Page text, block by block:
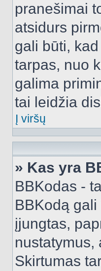
pranešimai
atsidurs
gali būti,
tarpas, nuo
galima
tai leidžia
Į viršų
» Kas yra
BBKodas -
BBKodą
įjungtas,
nustatymus,
Skirtumas